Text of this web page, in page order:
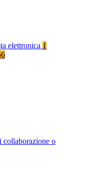
elettronica 1
o